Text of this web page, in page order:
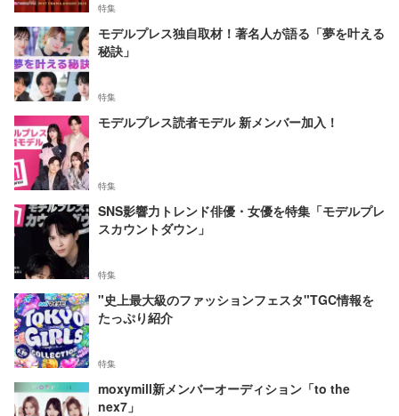
特集
モデルプレス独自取材！著名人が語る「夢を叶える
秘訣」
特集
モデルプレス読者モデル 新メンバー加入！
特集
SNS影響力トレンド俳優・女優を特集「モデルプレ
スカウントダウン」
特集
"史上最大級のファッションフェスタ"TGC情報を
たっぷり紹介
特集
moxymill新メンバーオーディション「to the
nex7」